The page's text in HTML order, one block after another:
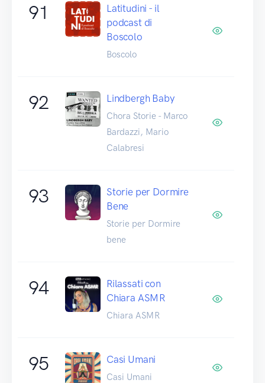
91
Latitudini - il
podcast di
Boscolo
Boscolo
92 Lindbergh Baby
Chora Storie - Marco
Bardazzi, Mario
Calabresi
93
Storie per Dormire
Bene
Storie per Dormire
bene
94
Rilassati con
Chiara ASMR
Chiara ASMR
95 Casi Umani
Casi Umani